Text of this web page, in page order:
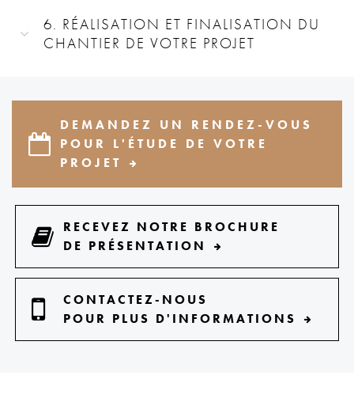
6. RÉALISATION ET FINALISATION DU
CHANTIER DE VOTRE PROJET
DEMANDEZ UN RENDEZ-VOUS
POUR L'ÉTUDE DE VOTRE
PROJET
RECEVEZ NOTRE BROCHURE
DE PRÉSENTATION
CONTACTEZ-NOUS
POUR PLUS D'INFORMATIONS